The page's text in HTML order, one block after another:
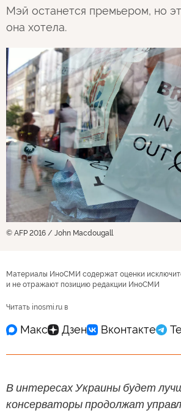
Мэй останется премьером, но
она хотела.
© AFP 2016 / John Macdougall
Материалы ИноСМИ содержат оценки
и не отражают позицию редакции ИноСМИ
Читать inosmi.ru в
В интересах Украины будет
консерваторы продолжат